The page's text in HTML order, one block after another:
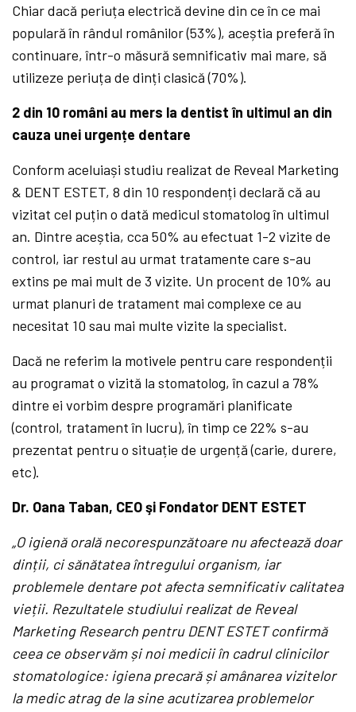
Chiar dacă periuța electrică devine din ce în ce mai
populară în rândul românilor (53%), aceștia preferă în
continuare, într-o măsură semnificativ mai mare, să
utilizeze periuța de dinți clasică (70%).
2 din 10 români au mers la dentist în ultimul an din
cauza unei urgențe dentare
Conform aceluiași studiu realizat de Reveal Marketing
& DENT ESTET, 8 din 10 respondenți declară că au
vizitat cel puțin o dată medicul stomatolog în ultimul
an. Dintre aceștia, cca 50% au efectuat 1-2 vizite de
control, iar restul au urmat tratamente care s-au
extins pe mai mult de 3 vizite. Un procent de 10% au
urmat planuri de tratament mai complexe ce au
necesitat 10 sau mai multe vizite la specialist.
Dacă ne referim la motivele pentru care respondenții
au programat o vizită la stomatolog, în cazul a 78%
dintre ei vorbim despre programări planificate
(control, tratament în lucru), în timp ce 22% s-au
prezentat pentru o situație de urgență (carie, durere,
etc).
Dr. Oana Taban, CEO şi Fondator DENT ESTET
„O igienă orală necorespunzătoare nu afectează doar
dinții, ci sănătatea întregului organism, iar
problemele dentare pot afecta semnificativ calitatea
vieții. Rezultatele studiului realizat de Reveal
Marketing Research pentru DENT ESTET confirmă
ceea ce observăm și noi medicii în cadrul clinicilor
stomatologice: igiena precară și amânarea vizitelor
la medic atrag de la sine acutizarea problemelor